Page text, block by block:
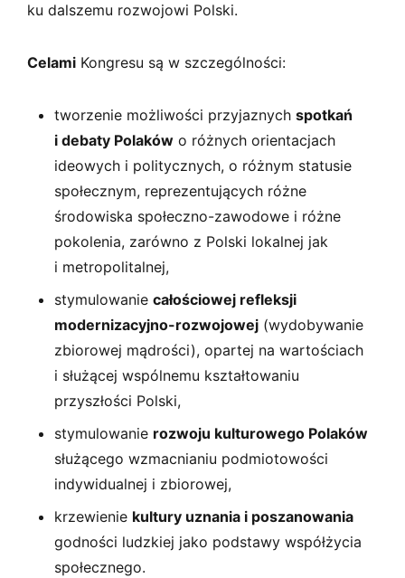
ku dalszemu rozwojowi Polski.
Celami Kongresu są w szczególności:
tworzenie możliwości przyjaznych spotkań
i debaty Polaków o różnych orientacjach
ideowych i politycznych, o różnym statusie
społecznym, reprezentujących różne
środowiska społeczno-zawodowe i różne
pokolenia, zarówno z Polski lokalnej jak
i metropolitalnej,
stymulowanie całościowej refleksji
modernizacyjno-rozwojowej (wydobywanie
zbiorowej mądrości), opartej na wartościach
i służącej wspólnemu kształtowaniu
przyszłości Polski,
stymulowanie rozwoju kulturowego Polaków
służącego wzmacnianiu podmiotowości
indywidualnej i zbiorowej,
krzewienie kultury uznania i poszanowania
godności ludzkiej jako podstawy współżycia
społecznego.